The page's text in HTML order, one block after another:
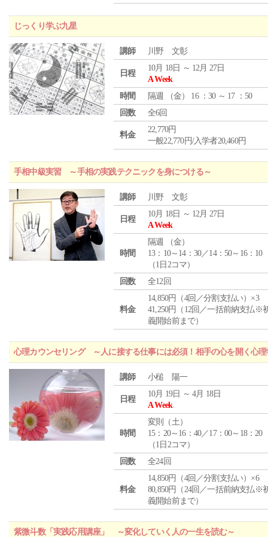
じっくり学ぶ九星
講師 川野 文彰
日程
10月 18日 ～ 12月 27日
A Week
時間
隔週 （金） 16 ：30 ～ 17 ：50
回数
全6回
料金
22,770円
一般22,770円/入学者20,460円
手相中級実習 ～手相の実践テクニックを身につける～
講師 川野 文彰
日程
10月 18日 ～ 12月 27日
A Week
時間
隔週 （金）
13：10～14：30／14：50～16：10
（1日2コマ）
回数
全12回
料金
14,850円（4回／分割支払い）×3
41,250円（12回／一括前納支払※
義開始前まで）
心理カウンセリング ～人に接する仕事には必須！相手の心を開く心理
講師 小槌 陽一
日程
10月 19日 ～ 4月 18日
A Week
時間
変則（土）
15：20～16：40／17：00～18：20
（1日2コマ）
回数
全24回
料金
14,850円（4回／分割支払い）×6
80,850円（24回／一括前納支払※
義開始前まで）
紫微斗数「実践応用講座」 ～変化していく人の一生を読む～